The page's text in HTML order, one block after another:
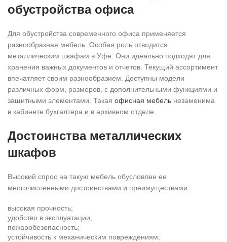
обустройства офиса
Для обустройства современного офиса применяется
разнообразная мебель. Особая роль отводится
металлическим шкафам в Уфе. Они идеально подходят для
хранения важных документов и отчетов. Текущий ассортимент
впечатляет своим разнообразием. Доступны модели
различных форм, размеров, с дополнительными функциями и
защитными элементами. Такая офисная мебель незаменима
в кабинете бухгалтера и в архивном отделе.
Достоинства металлических
шкафов
Высокий спрос на такую мебель обусловлен ее
многочисленными достоинствами и преимуществами:
высокая прочность;
удобство в эксплуатации;
пожаробезопасность;
устойчивость к механическим повреждениям;